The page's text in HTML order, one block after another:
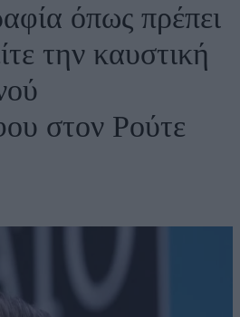
όπως πρέπει
την καυστική
στον Ρούτε